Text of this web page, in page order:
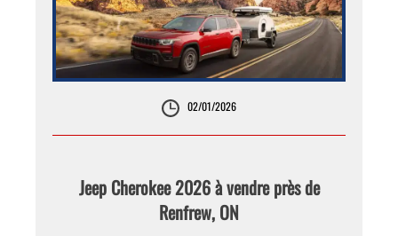
02/01/2026
Jeep Cherokee 2026 à vendre près de
Renfrew, ON